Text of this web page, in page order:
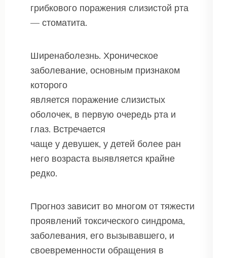
грибкового поражения слизистой рта
— стоматита.
Ширенаболезнь. Хроническое
заболевание, основным признаком
которого
является поражение слизистых
оболочек, в первую очередь рта и
глаз. Встречается
чаще у девушек, у детей более ран
него возраста выявляется крайне
редко.
Прогноз зависит во многом от тяжести
проявлений токсического синдрома,
заболевания, его вызывавшего, и
своевременности обращения в